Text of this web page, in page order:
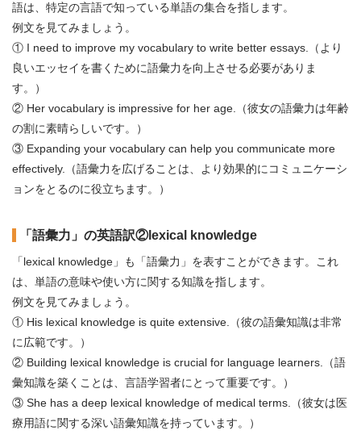
語は、特定の言語で知っている単語の集合を指します。
例文を見てみましょう。
① I need to improve my vocabulary to write better essays.（より
良いエッセイを書くために語彙力を向上させる必要がありま
す。）
② Her vocabulary is impressive for her age.（彼女の語彙力は年齢
の割に素晴らしいです。）
③ Expanding your vocabulary can help you communicate more
effectively.（語彙力を広げることは、より効果的にコミュニケーシ
ョンをとるのに役立ちます。）
「語彙力」の英語訳②lexical knowledge
「lexical knowledge」も「語彙力」を表すことができます。これ
は、単語の意味や使い方に関する知識を指します。
例文を見てみましょう。
① His lexical knowledge is quite extensive.（彼の語彙知識は非常
に広範です。）
② Building lexical knowledge is crucial for language learners.（語
彙知識を築くことは、言語学習者にとって重要です。）
③ She has a deep lexical knowledge of medical terms.（彼女は医
療用語に関する深い語彙知識を持っています。）